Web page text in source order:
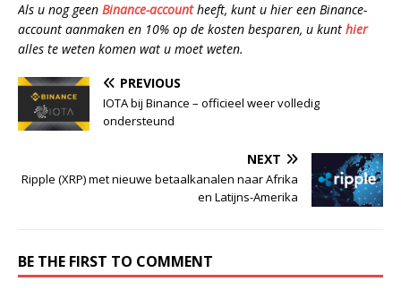
Als u nog geen Binance-accountheeft, kunt u hier een Binance-
account aanmaken en 10% op de kosten besparen, u kunt hier
alles te weten komen wat u moet weten.
PREVIOUS
IOTA bij Binance – officieel weer volledig
ondersteund
NEXT
Ripple (XRP) met nieuwe betaalkanalen naar Afrika
en Latijns-Amerika
BE THE FIRST TO COMMENT